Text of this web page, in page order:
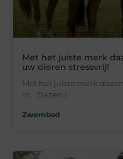
Met het juiste merk
uw dieren stressvrij!
Met het juiste merk
in. Dazen (
Zwembad